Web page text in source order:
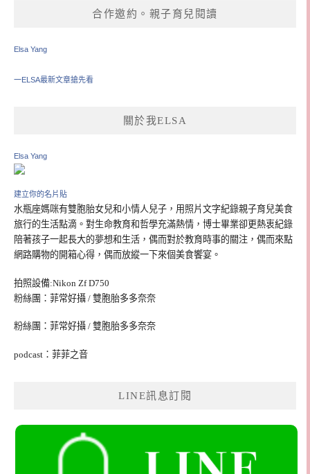
合作邀約。親子育兒閱讀
Elsa Yang
一ELSA最新文章搶先看
關於我ELSA
Elsa Yang
建立你的名片貼
水瓶座媽咪有雙胞胎女兒和小情人兒子，用照片文字紀錄親子育兒美食
旅行的生活點滴。對生命教育和哲學充滿熱情，博士畢業卻更熱衷紀錄
陪著孩子一起長大的夢想和生活，偶而對於教育時事的關注，偶而來點
網路購物的開箱心得，偶而放縱一下來個美食饗宴。
拍照設備:Nikon Zf D750
粉絲團：菲常好攝 / 雙胞胎多多奈奈
粉絲團：菲常好攝 / 雙胞胎多多奈奈
podcast：菲菲之音
LINE訊息訂閱